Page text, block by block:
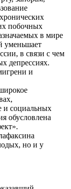
побочных
в мире
уменьшает
в связи с чем
депрессиях.
и
и социальных
обусловлена
но и у